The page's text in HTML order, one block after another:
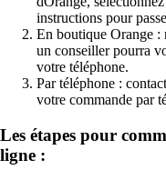
instructions pour
En boutique Orange :
un conseiller pourra
votre téléphone.
Par téléphone :
votre commande par
Les étapes pour
ligne :